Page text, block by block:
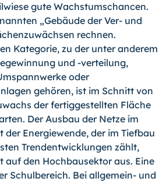
gute Wachstumschancen.
„Gebäude der Ver- und
rechnen.
Kategorie, zu der unter anderem
und -verteilung,
oder
gehören, ist im Schnitt von
der fertiggestellten Fläche
Der Ausbau der Netze im
Energiewende, der im Tiefbau
Trendentwicklungen zählt,
auf den Hochbausektor aus. Eine
Schulbereich. Bei allgemein- und